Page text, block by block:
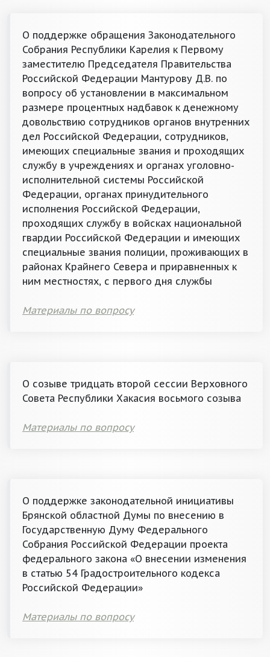
О поддержке обращения Законодательного
Собрания Республики Карелия к Первому
заместителю Председателя Правительства
Российской Федерации Мантурову Д.В. по
вопросу об установлении в максимальном
размере процентных надбавок к денежному
довольствию сотрудников органов внутренних
дел Российской Федерации, сотрудников,
имеющих специальные звания и проходящих
службу в учреждениях и органах уголовно-
исполнительной системы Российской
Федерации, органах принудительного
исполнения Российской Федерации,
проходящих службу в войсках национальной
гвардии Российской Федерации и имеющих
специальные звания полиции, проживающих в
районах Крайнего Севера и приравненных к
ним местностях, с первого дня службы
Материалы по вопросу
О созыве тридцать второй сессии Верховного
Совета Республики Хакасия восьмого созыва
Материалы по вопросу
О поддержке законодательной инициативы
Брянской областной Думы по внесению в
Государственную Думу Федерального
Собрания Российской Федерации проекта
федерального закона «О внесении изменения
в статью 54 Градостроительного кодекса
Российской Федерации»
Материалы по вопросу